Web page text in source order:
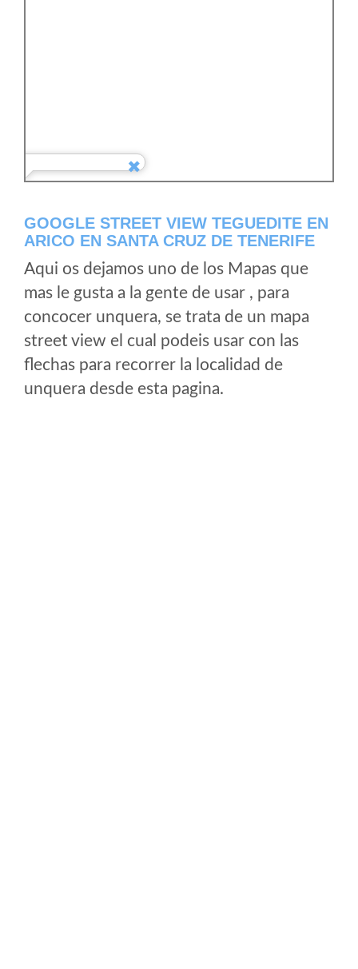
GOOGLE STREET VIEW TEGUEDITE EN
ARICO EN SANTA CRUZ DE TENERIFE
Aqui os dejamos uno de los Mapas que
mas le gusta a la gente de usar , para
concocer unquera, se trata de un mapa
street view el cual podeis usar con las
flechas para recorrer la localidad de
unquera desde esta pagina.